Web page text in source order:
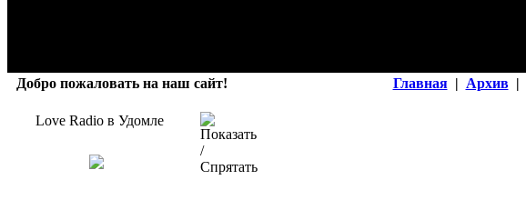
Добро пожаловать на наш сайт! Главная | Архив |
Love Radio в Удомле